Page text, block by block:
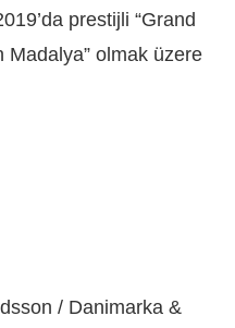
prestijli “Grand
Madalya” olmak üzere
/ Danimarka &